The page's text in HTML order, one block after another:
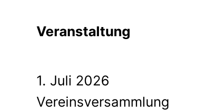
Veranstaltung
1. Juli 2026
Vereinsversammlung